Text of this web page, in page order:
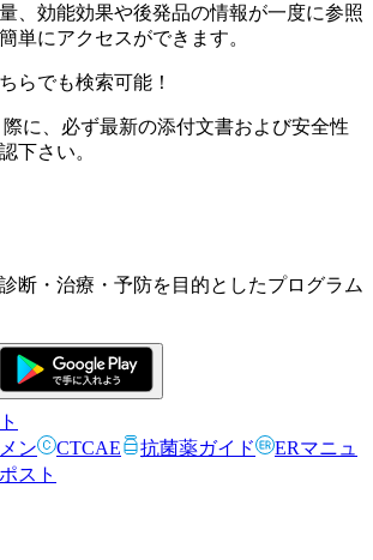
、効能効果や後発品の情報が一度に参照
単にアクセスができます。
らでも検索可能！
に、必ず最新の添付文書および安全性
下さい。
断・治療・予防を目的としたプログラム
ン CTCAE 抗菌薬ガイド
ERマニュ
ポスト